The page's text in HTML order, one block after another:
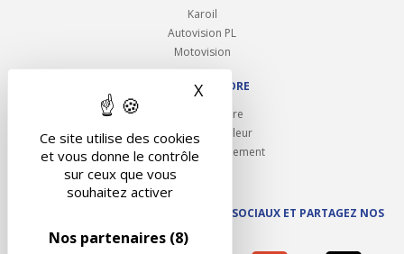
Ce site utilise des cookies
et vous donne le contrôle
sur ceux que vous
souhaitez activer
Nos partenaires (8)
X Masquer le bandeau des
Karoil
Autovision PL
Motovision
NOUS REJOINDRE
Ouvrir un centre
Devenez contrôleur
Carrières et recrutement
SUIVEZ AUTOVISION SUR LES RÉSEAUX SOCIAUX ET PARTAGEZ NOS
ACTUS